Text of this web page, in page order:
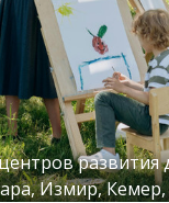
развития
Измир, Кемер,